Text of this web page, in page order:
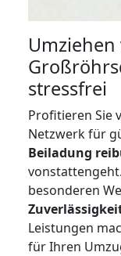
Umziehen
stressfrei
Profitieren Sie
Netzwerk für
Beiladung
besonderen
Leistungen
für Ihren